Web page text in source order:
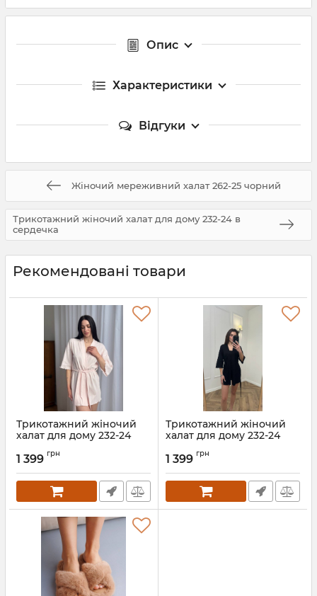
Опис
Характеристики
Відгуки
Жіночий мереживний халат 262-25 чорний
Трикотажний жіночий халат для дому 232-24 в
сердечка
Рекомендовані товари
Трикотажний жіночий
халат для дому 232-24
Артикул:
1 399 грн
Трикотажний жіночий
халат для дому 232-24
Артикул:
1 399 грн